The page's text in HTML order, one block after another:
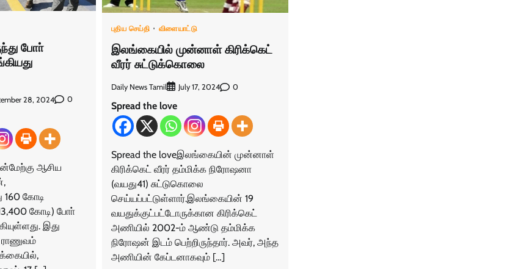
போா்
28, 2024 0
ஆசிய
160 கோடி
கோடி) போா்
இது
ராணுவம்
புதிய செய்தி விளையாட்டு
இலங்கையில் முன்னாள் கிரிக்கெட்
வீரர் சுட்டுக்கொலை
Daily News Tamil July 17, 2024 0
Spread the love
Spread the loveஇலங்கையின் முன்னாள்
கிரிக்கெட் வீரர் தம்மிக்க நிரோஷனா
(வயது41) சுட்டுகொலை
செய்யப்பட்டுள்ளார்.இலங்கையின் 19
வயதுக்குட்பட்டோருக்கான கிரிக்கெட்
அணியில் 2002-ம் ஆண்டு தம்மிக்க
நிரோஷன் இடம் பெற்றிருந்தார். அவர், அந்த
அணியின் கேப்டனாகவும் […]